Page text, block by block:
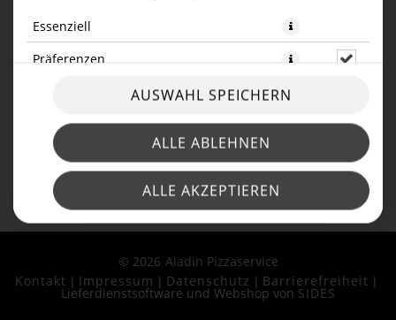
Essenziell
Präferenzen
AUSWAHL SPEICHERN
ALLE ABLEHNEN
ALLE AKZEPTIEREN
© 2026 Aladin Pizzaservice
Kontakt
Impressum Datenschutz Barrierefreiheit
Lieferdienstsoftware und Webshop von SIDES